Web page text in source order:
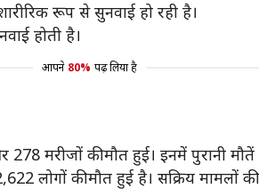
रूप से सुनवाई हो रही है।
होती है।
आपने 80% पढ़ लिया है
मरीजों की मौत हुई। इनमें पुरानी मौतें
लोगों की मौत हुई है। सक्रिय मामलों